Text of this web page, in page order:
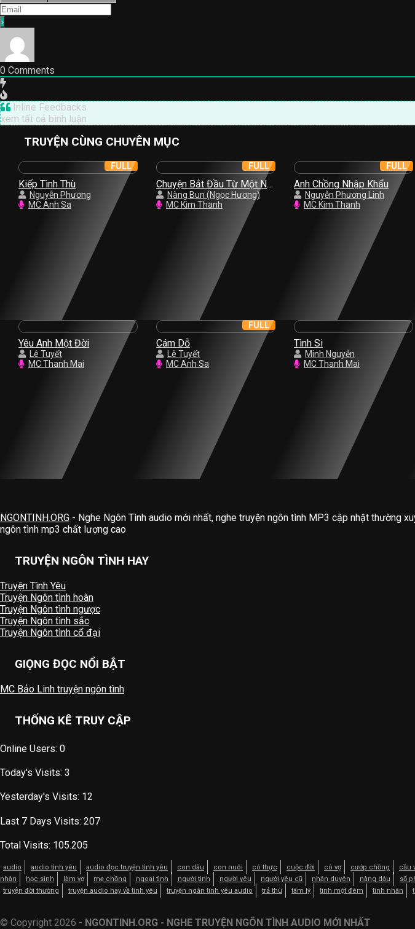
0 Comments
Inline Feedbacks
xem tất cả bình luận
TRUYỆN CÙNG CHUYÊN MỤC
Kiếp Tình Thù
Nguyễn Phương
MC Anh Sa
FULL
Chuyện Bắt Đầu Từ Một Nụ
HồngNàng Bun (Ngọc Hương)
MC Kim Thanh
FULL
Anh Chồng Nhập Khẩu
Nguyễn Phương Linh
MC Kim Thanh
FULL
Yêu Anh Một Đời
Lê Tuyết
MC Thanh Mai
Cám Dỗ
Lê Tuyết
MC Anh Sa
FULL
Tình Si
Minh Nguyễn
MC Thanh Mai
NGONTINH.ORG - Nghe Ngôn Tình audio mới nhất, nghe truyện ngôn tình MP3 cập nhật thường
ngôn tình mp3 chất lượng cao
TRUYỆN NGÔN TÌNH HAY
Truyện Tình Yêu
Truyện Ngôn tình hoàn
Truyện Ngôn tình ngược
Truyện Ngôn tình sắc
Truyện Ngôn tình cổ đại
GIỌNG ĐỌC NỔI BẬT
MC Bảo Linh truyện ngôn tình
THỐNG KÊ TRUY CẬP
Online Users: 0
Today's Visits: 3
Yesterday's Visits: 12
Last 7 Days Visits: 207
Total Visits: 105.205
audio audio tình yêu audio đọc truyện tình yêu con dâu con nuôi có thực cuộc đời cô vợ cướp chồng cầu
nhân
học sinh làm vợ mẹ chồng ngoại tình người tình người yêu người yêu cũ nhân duyên nàng dâu số
truyện đời thường
truyện audio hay về tình yêu truyện ngắn tình yêu audio trả thù tâm lý tình một đêm tình nhân
© Copyright 2026 - NGONTINH.ORG - NGHE TRUYỆN NGÔN TÌNH AUDIO MỚI NHẤT